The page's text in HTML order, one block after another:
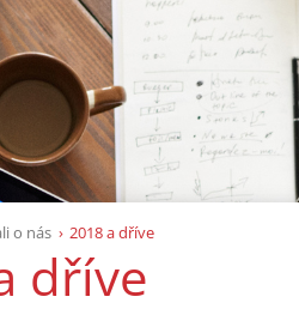
o nás 2018 a dříve
dříve